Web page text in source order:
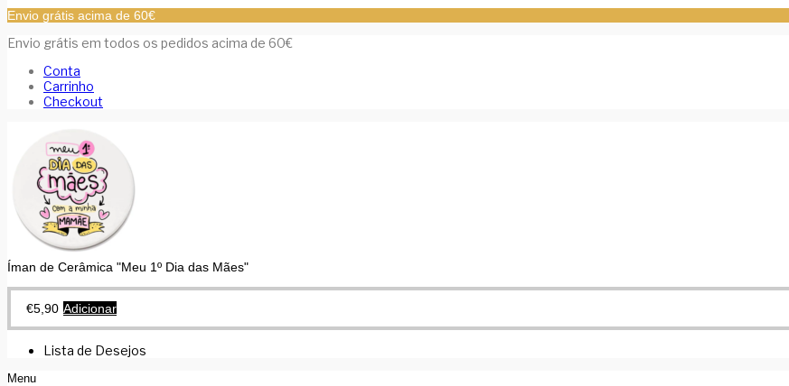
Envio grátis acima de 60€
Envio grátis em todos os pedidos acima de 60€
Conta
Carrinho
Checkout
Íman de Cerâmica "Meu 1º Dia das Mães"
€5,90 Adicionar
Lista de Desejos
Menu